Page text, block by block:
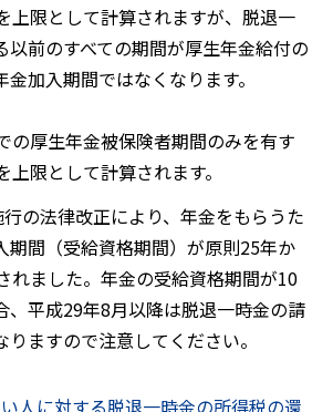
上限として計算されますが、脱退一
以前のすべての期間が厚生年金給付の
加入期間ではなくなります。
の厚生年金被保険者期間のみを有す
上限として計算されます。
の法律改正により、年金をもらうた
期間（受給資格期間）が原則25年か
れました。年金の受給資格期間が10
、平成29年8月以降は脱退一時金の請
ますので注意してください。